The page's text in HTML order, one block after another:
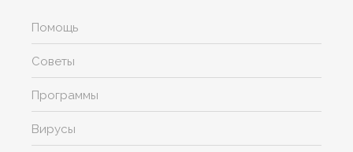
Помощь
Советы
Программы
Вирусы